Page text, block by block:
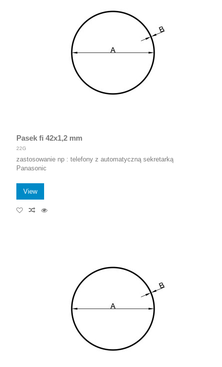
Pasek fi 42x1,2 mm
22G
zastosowanie np : telefony z automatyczną sekretarką
Panasonic
View